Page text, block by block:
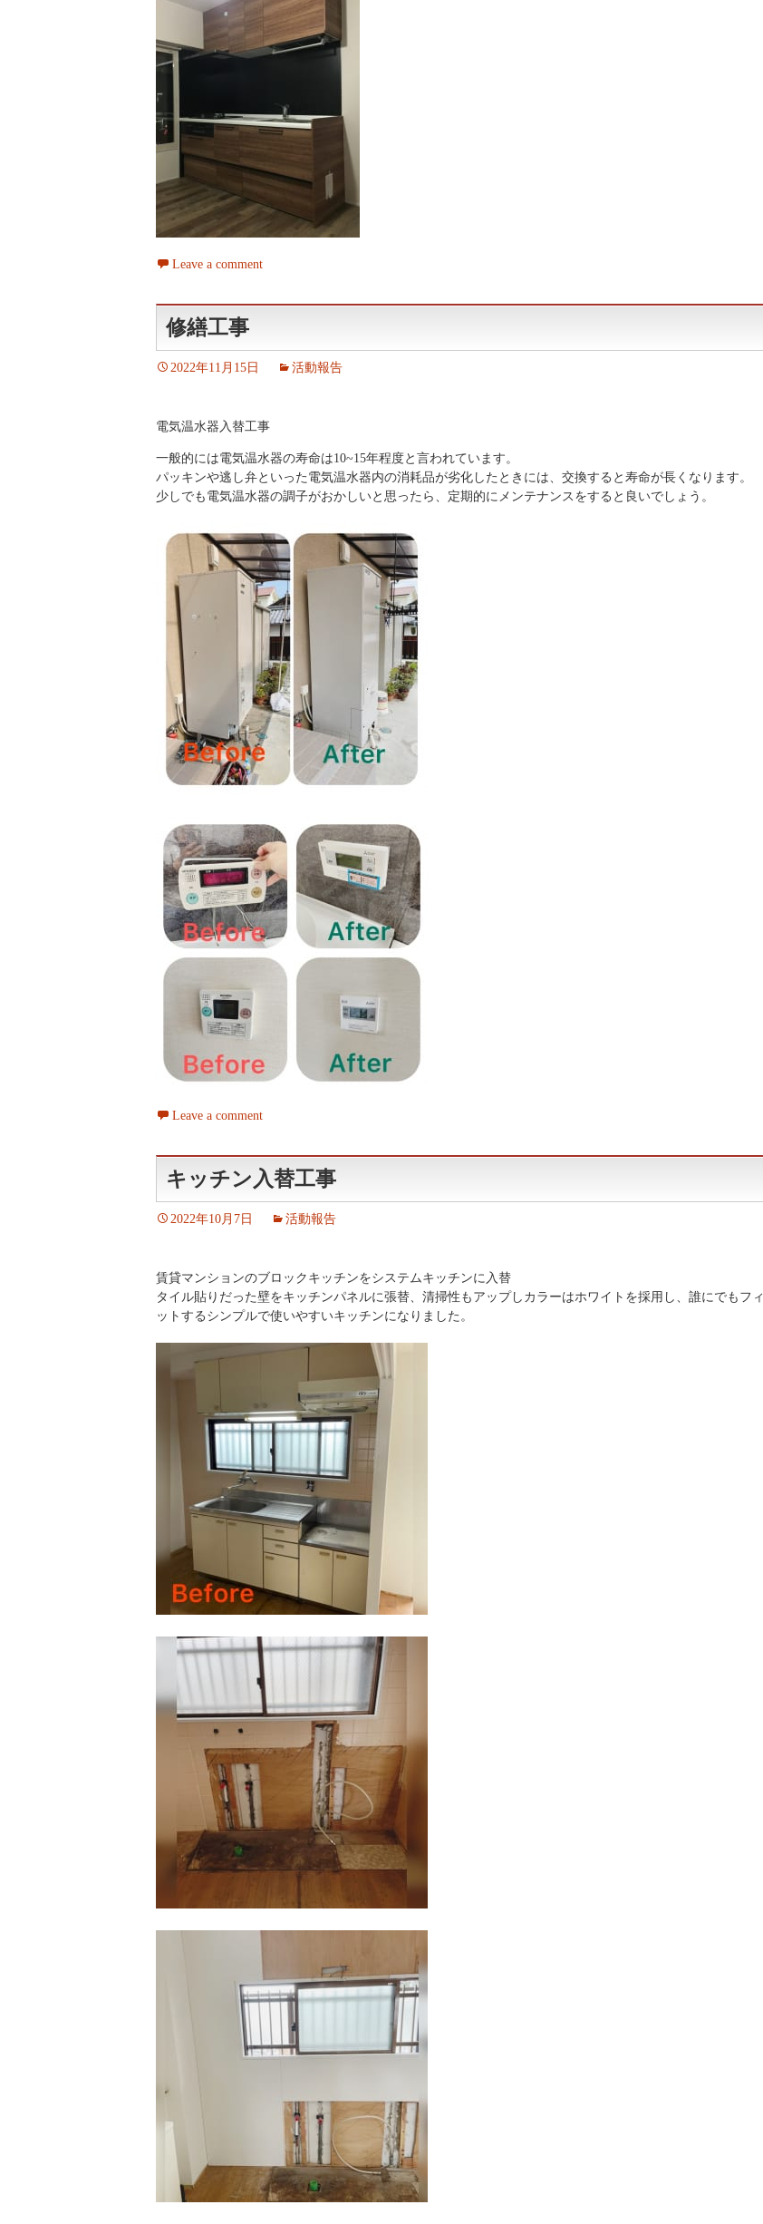
Leave a comment
修繕工事
2022年11月15日 活動報告
電気温水器入替工事
一般的には電気温水器の寿命は10~15年程度と言われています。
パッキンや逃し弁といった電気温水器内の消耗品が劣化したときには、交換すると寿命が長くなります。
少しでも電気温水器の調子がおかしいと思ったら、定期的にメンテナンスをすると良いでしょう。
Leave a comment
キッチン入替工事
2022年10月7日 活動報告
賃貸マンションのブロックキッチンをシステムキッチンに入替
タイル貼りだった壁をキッチンパネルに張替、清掃性もアップしカラーはホワイトを採用し、誰にでもフィ
ットするシンプルで使いやすいキッチンになりました。